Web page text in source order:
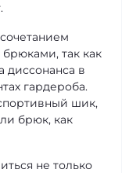
брюками, так как
диссонанса в
гардероба.
шик,
брюк, как
не только